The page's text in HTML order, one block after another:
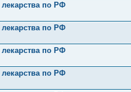
по РФ
по РФ
по РФ
по РФ